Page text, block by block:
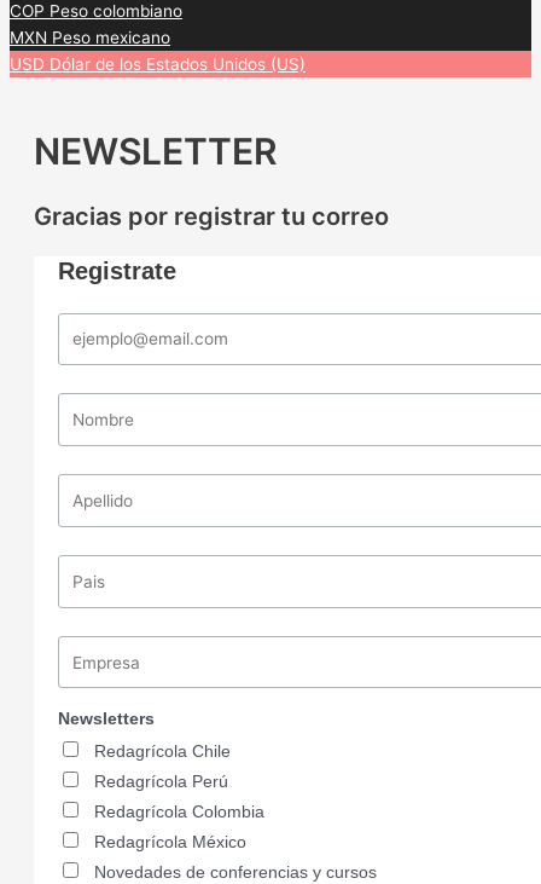
COP Peso colombiano
MXN Peso mexicano
USD Dólar de los Estados Unidos (US)
NEWSLETTER
Gracias por registrar tu correo
Registrate
Newsletters
Redagrícola Chile
Redagrícola Perú
Redagrícola Colombia
Redagrícola México
Novedades de conferencias y cursos